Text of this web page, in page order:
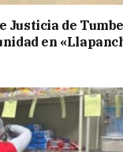
Justicia de
en